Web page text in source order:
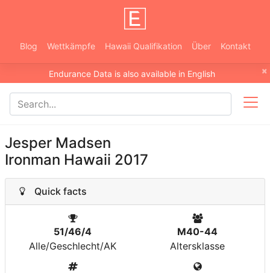
Blog Wettkämpfe Hawaii Qualifikation Über Kontakt
×
Endurance Data is also available in English
Jesper Madsen
Ironman Hawaii 2017
Quick facts
51/46/4
Alle/Geschlecht/AK
M40-44
Altersklasse